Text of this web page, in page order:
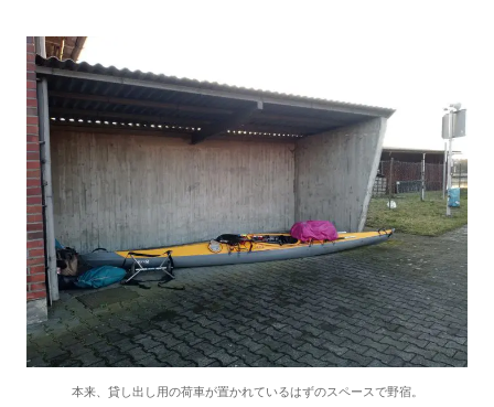
本来、貸し出し用の荷車が置かれているはずのスペースで野宿。